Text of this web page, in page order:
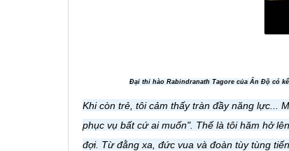
Ðại thi hào Rabindranath Tagore của Ấn Ðộ có
Khi còn trẻ, tôi cảm thấy tràn đầy năng lực...
phục vụ bất cứ ai muốn". Thế là tôi hăm hở
đợi. Từ đằng xa, đức vua và đoàn tùy tùng